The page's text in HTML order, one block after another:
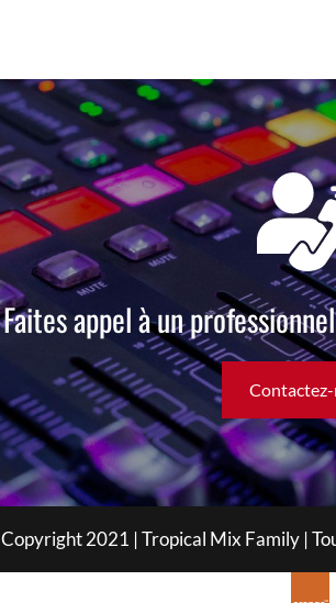
Faites appel à un
Copyright 2021 | Tropical Mix Family |